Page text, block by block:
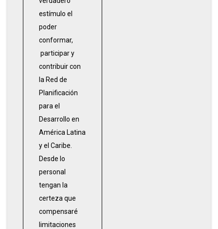
estímulo el
poder
conformar,
participar y
contribuir con
la Red de
Planificación
para el
Desarrollo en
América Latina
y el Caribe.
Desde lo
personal
tengan la
certeza que
compensaré
limitaciones